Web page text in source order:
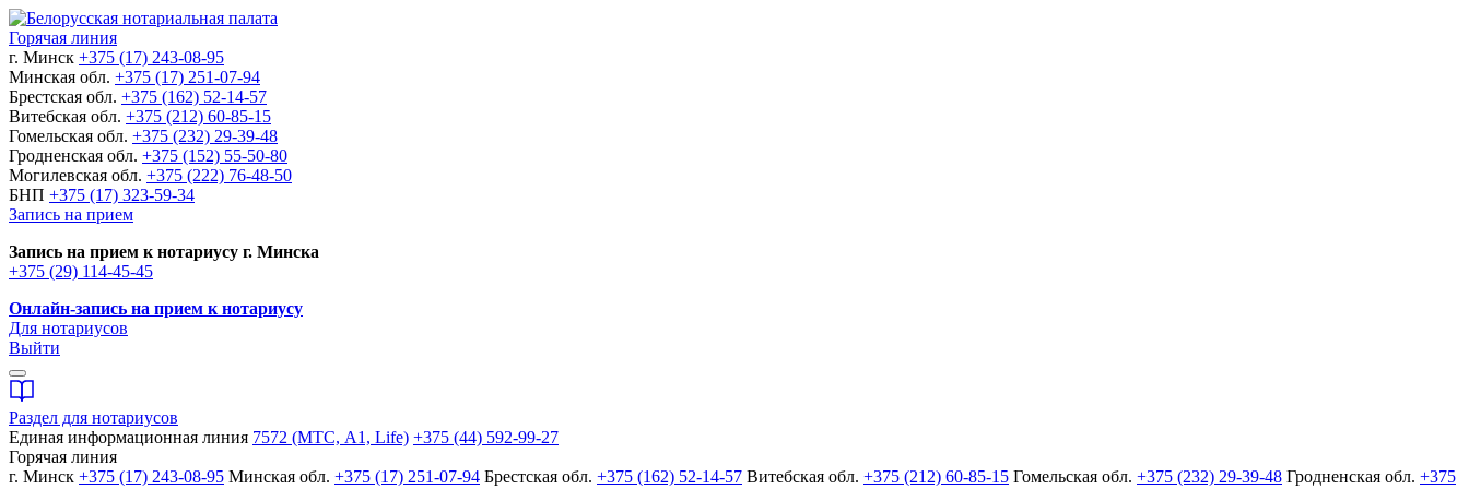
Горячая линия
г. Минск +375 (17) 243-08-95
Минская обл. +375 (17) 251-07-94
Брестская обл. +375 (162) 52-14-57
Витебская обл. +375 (212) 60-85-15
Гомельская обл. +375 (232) 29-39-48
Гродненская обл. +375 (152) 55-50-80
Могилевская обл. +375 (222) 76-48-50
БНП +375 (17) 323-59-34
Запись на прием
Запись на прием к нотариусу г. Минска
+375 (29) 114-45-45
Онлайн-запись на прием к нотариусу
Для нотариусов
Выйти
Раздел для нотариусов
Единая информационная линия 7572 (МТС, A1, Life) +375 (44) 592-99-27
Горячая линия
г. Минск +375 (17) 243-08-95 Минская обл. +375 (17) 251-07-94 Брестская обл. +375 (162) 52-14-57 Витебская обл. +375 (212) 60-85-15 Гомельская обл. +375 (232) 29-39-48 Гродненская обл. +375